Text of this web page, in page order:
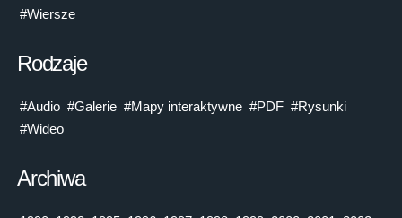
#Wiersze
Rodzaje
#Audio #Galerie #Mapy interaktywne #PDF #Rysunki
#Wideo
Archiwa